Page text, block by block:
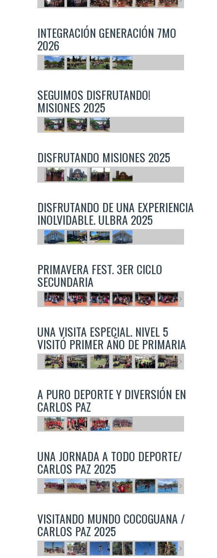
INTEGRACIÓN GENERACIÓN 7MO
2026
SEGUIMOS DISFRUTANDO!
MISIONES 2025
DISFRUTANDO MISIONES 2025
DISFRUTANDO DE UNA EXPERIENCIA
INOLVIDABLE. ULBRA 2025
PRIMAVERA FEST. 3ER CICLO
SECUNDARIA
UNA VISITA ESPECIAL. NIVEL 5
VISITÓ PRIMER AÑO DE PRIMARIA
A PURO DEPORTE Y DIVERSIÓN EN
CARLOS PAZ
UNA JORNADA A TODO DEPORTE/
CARLOS PAZ 2025
VISITANDO MUNDO COCOGUANA /
CARLOS PAZ 2025